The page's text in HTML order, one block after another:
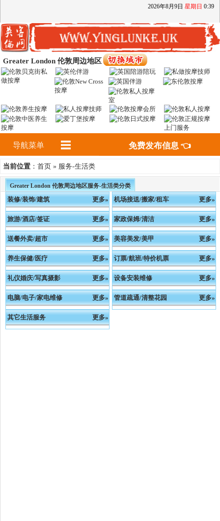
2026年8月 9日 星期日 0:39
Greater London 伦敦周边地区
导航菜单 免费发布信息 👈
当前位置 ： 首页 » 服务-生活类
Greater London 伦敦周边地区服务-生活类分类
装修/装饰/建筑 更多» 机场接送/搬家/租车 更多»
旅游/酒店/签证 更多» 家政保姆/清洁 更多»
送餐外卖/超市 更多» 美容美发/美甲 更多»
养生保健/医疗 更多» 订票/航班/特价机票 更多»
礼仪婚庆/写真摄影 更多» 设备安装维修 更多»
电脑/电子/家电维修 更多» 管道疏通/清整花园 更多»
其它生活服务 更多»